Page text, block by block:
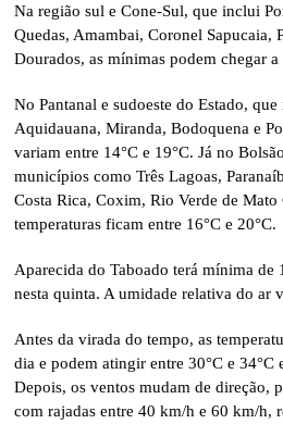
Na região sul e Cone-Sul, que inclui
Quedas, Amambai, Coronel Sapucaia,
Dourados, as mínimas podem chegar a
No Pantanal e sudoeste do Estado,
Aquidauana, Miranda, Bodoquena e
variam entre 14°C e 19°C. Já no
municípios como Três Lagoas,
Costa Rica, Coxim, Rio Verde de Mato
temperaturas ficam entre 16°C e 20°C.
Aparecida do Taboado terá mínima de
nesta quinta. A umidade relativa do ar
Antes da virada do tempo, as
dia e podem atingir entre 30°C e 34°C
Depois, os ventos mudam de direção,
com rajadas entre 40 km/h e 60 km/h,